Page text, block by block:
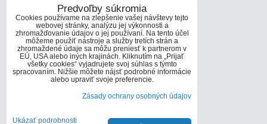
Vrátenie tovaru
KONTAKTY
Informácie o kontaktoch
+421 905 272 066
Predvoľby súkromia
Cookies používame na zlepšenie vašej návštevy tejto
webovej stránky, analýzu jej výkonnosti a
zhromažďovanie údajov o jej používaní. Na tento účel
môžeme použiť nástroje a služby tretích strán a
zhromaždené údaje sa môžu preniesť k partnerom v
EÚ, USA alebo iných krajinách. Kliknutím na „Prijať
všetky cookies“ vyjadrujete svoj súhlas s týmto
spracovaním. Nižšie môžete nájsť podrobné informácie
alebo upraviť svoje preferencie.
Zásady ochrany osobných údajov
Ukázať podrobnosti